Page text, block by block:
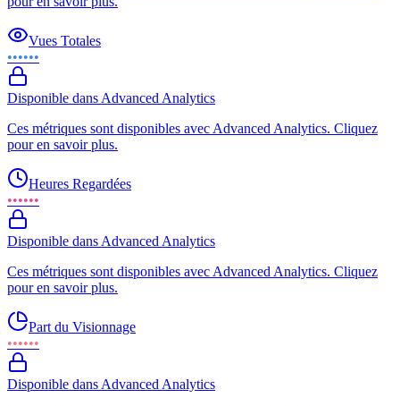
Vues Totales
••••••
Disponible dans Advanced Analytics
Ces métriques sont disponibles avec Advanced Analytics. Cliquez
pour en savoir plus.
Heures Regardées
••••••
Disponible dans Advanced Analytics
Ces métriques sont disponibles avec Advanced Analytics. Cliquez
pour en savoir plus.
Part du Visionnage
••••••
Disponible dans Advanced Analytics